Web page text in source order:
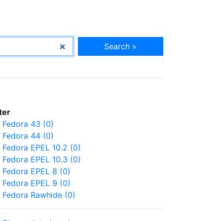
Search »
Fedora 43 (0)
Fedora 44 (0)
Fedora EPEL 10.2 (0)
Fedora EPEL 10.3 (0)
Fedora EPEL 8 (0)
Fedora EPEL 9 (0)
Fedora Rawhide (0)